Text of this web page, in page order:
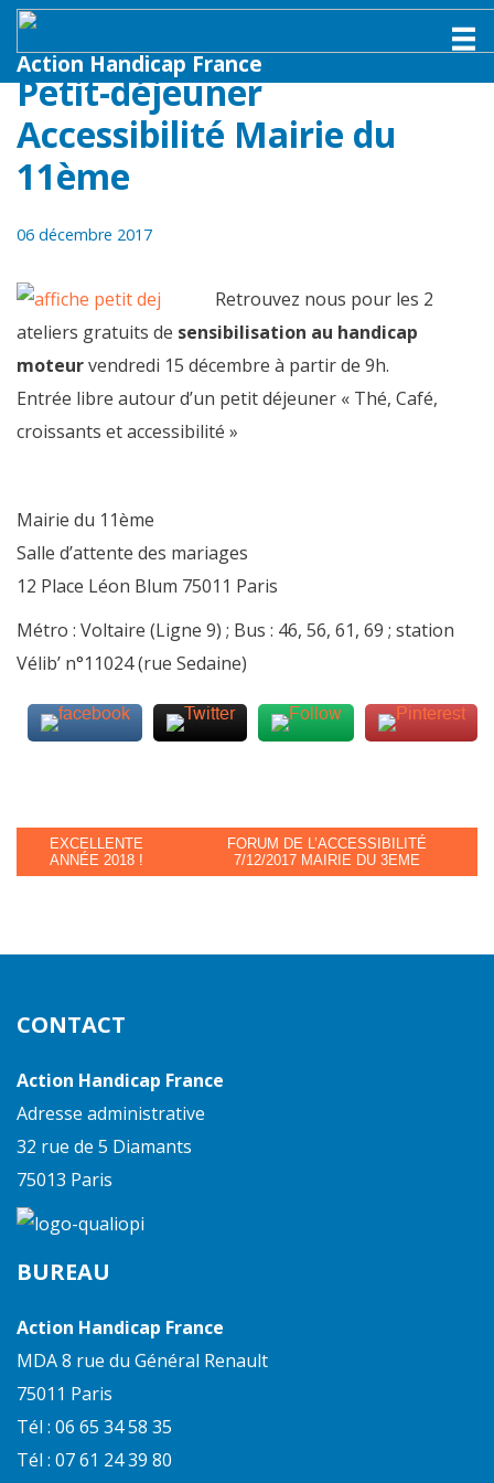
Action Handicap France
Petit-déjeuner
Accessibilité Mairie du
11ème
06 décembre 2017
Retrouvez nous pour les 2
ateliers gratuits de sensibilisation au handicap
moteurvendredi 15 décembre à partir de 9h.
Entrée libre autour d’un petit déjeuner « Thé, Café,
croissants et accessibilité »
Mairie du 11ème
Salle d’attente des mariages
12 Place Léon Blum 75011 Paris
Métro : Voltaire (Ligne 9) ; Bus : 46, 56, 61, 69 ; station
Vélib’ n°11024 (rue Sedaine)
EXCELLENTE
ANNÉE 2018 !
FORUM DE L’ACCESSIBILITÉ
7/12/2017 MAIRIE DU 3EME
CONTACT
Action Handicap France
Adresse administrative
32 rue de 5 Diamants
75013 Paris
BUREAU
Action Handicap France
MDA 8 rue du Général Renault
75011 Paris
Tél : 06 65 34 58 35
Tél : 07 61 24 39 80